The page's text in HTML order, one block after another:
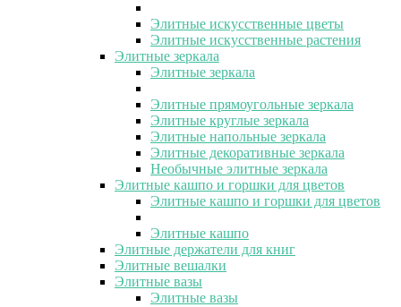
Элитные искусственные цветы
Элитные искусственные растения
Элитные зеркала
Элитные зеркала
Элитные прямоугольные зеркала
Элитные круглые зеркала
Элитные напольные зеркала
Элитные декоративные зеркала
Необычные элитные зеркала
Элитные кашпо и горшки для цветов
Элитные кашпо и горшки для цветов
Элитные кашпо
Элитные держатели для книг
Элитные вешалки
Элитные вазы
Элитные вазы